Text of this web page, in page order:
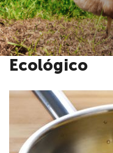
Ecológico